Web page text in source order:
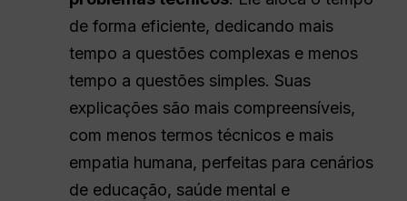
de forma eficiente, dedicando mais
tempo a questões complexas e menos
tempo a questões simples. Suas
explicações são mais compreensíveis,
com menos termos técnicos e mais
empatia humana, perfeitas para cenários
de educação, saúde mental e